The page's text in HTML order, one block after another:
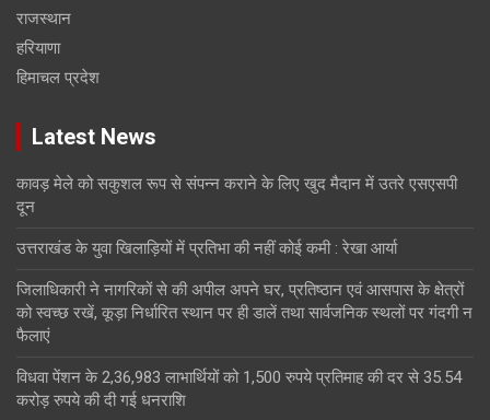
राजस्थान
हरियाणा
हिमाचल प्रदेश
Latest News
कावड़ मेले को सकुशल रूप से संपन्न कराने के लिए खुद मैदान में उतरे एसएसपी
दून
उत्तराखंड के युवा खिलाड़ियों में प्रतिभा की नहीं कोई कमी : रेखा आर्या
जिलाधिकारी ने नागरिकों से की अपील अपने घर, प्रतिष्ठान एवं आसपास के क्षेत्रों
को स्वच्छ रखें, कूड़ा निर्धारित स्थान पर ही डालें तथा सार्वजनिक स्थलों पर गंदगी न
फैलाएं
विधवा पेंशन के 2,36,983 लाभार्थियों को 1,500 रुपये प्रतिमाह की दर से 35.54
करोड़ रुपये की दी गई धनराशि